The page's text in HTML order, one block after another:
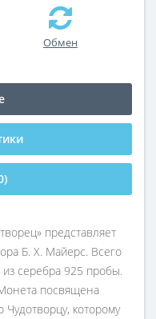
Обмен
представляет
Б. Х. Майерс. Всего
серебра 925 пробы.
посвящена
которому